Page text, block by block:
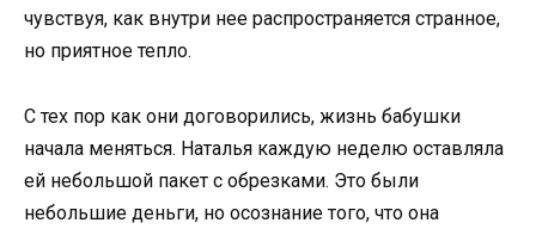
чувствуя, как внутри нее распространяется странное,
но приятное тепло.
С тех пор как они договорились, жизнь бабушки
начала меняться. Наталья каждую неделю оставляла
ей небольшой пакет с обрезками. Это были
небольшие деньги, но осознание того, что она